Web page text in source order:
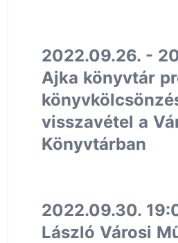
2022.09.26. -
Ajka könyvtár
visszavétel a
Könyvtárban
2022.09.30.
László Városi